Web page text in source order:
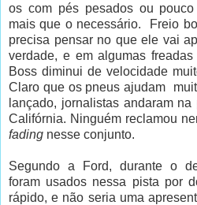
os com pés pesados ou
mais que o necessário.
Freio
precisa pensar no que ele vai
verdade, e em algumas
Boss diminui de velocidade
Claro que os pneus ajudam
lançado, jornalistas andaram
Califórnia. Ninguém reclamou
fading nesse conjunto.
Segundo a Ford, durante o
foram usados nessa pista por
rápido, e não seria uma